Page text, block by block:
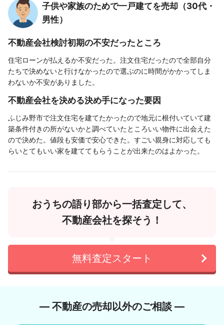
子供や家族のためで一戸建てを売却（30代・
男性）
不動産会社検討初期の不安だったところ
住宅ローンが払えるか不安だった。注文住宅だったので全部自分
たちで決めないと行けなかったので選ぶのに時間がかかってしま
わないか不安がありました。
不動産会社を決める決め手になった要因
ふじみ野市で注文住宅を建てたかったので地元に根付いていて建
築条件付きの所がないかと調べていたところいい物件に出会えた
ので決めた。値段も安価で安心できた。すごい親身に対応しても
らいとてもいい家を建ててもらうことが出来たのはよかった。
おうちの語り部から一括査定して、
不動産会社を探そう！
無料査定スタート
― 不動産の売却以外のご相談 ―